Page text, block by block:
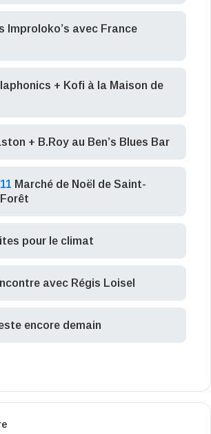
Improloko’s avec France
+ Kofi à la Maison de
+ B.Roy au Ben’s Blues Bar
Marché de Noël de Saint-
pour le climat
avec Régis Loisel
encore demain